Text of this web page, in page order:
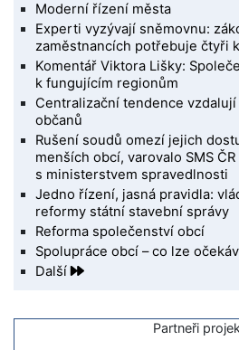
Moderní řízení města
Experti vyzývají sněmovnu:
zaměstnancích potřebuje čtyři
Komentář Viktora Lišky:
k fungujícím regionům
Centralizační tendence
občanů
Rušení soudů omezí jejich
menších obcí, varovalo SMS
s ministerstvem spravedlnosti
Jedno řízení, jasná pravidla:
reformy státní stavební správy
Reforma společenství obcí
Spolupráce obcí – co lze
Další
Partneři